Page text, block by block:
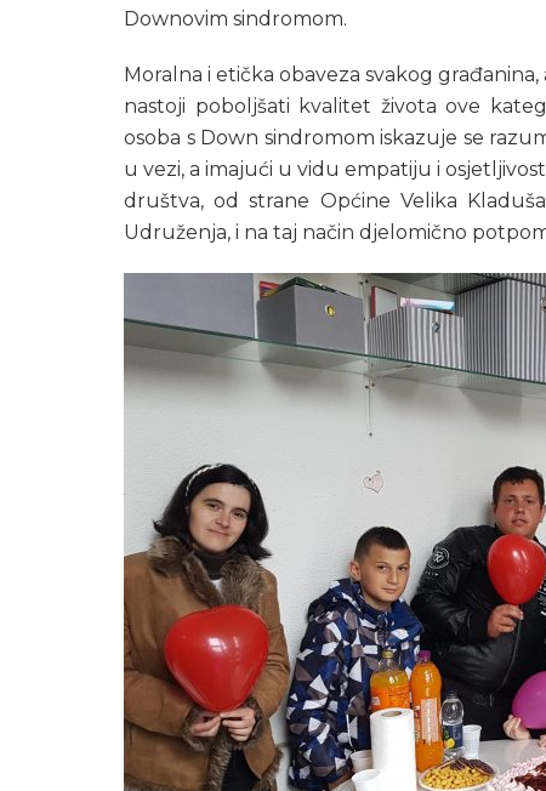
Downovim sindromom.
Moralna i etička obaveza svakog
nastoji poboljšati kvalitet života ove
osoba s Down sindromom iskazuje se
u vezi, a imajući u vidu empatiju i
društva, od strane Općine Velika
Udruženja, i na taj način djelomično